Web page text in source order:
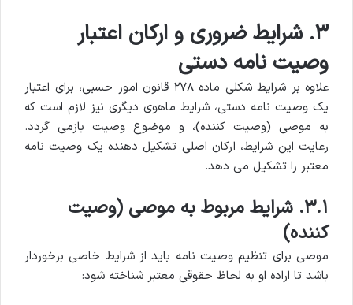
۳. شرایط ضروری و ارکان اعتبار
وصیت نامه دستی
علاوه بر شرایط شکلی ماده ۲۷۸ قانون امور حسبی، برای اعتبار
یک وصیت نامه دستی، شرایط ماهوی دیگری نیز لازم است که
به موصی (وصیت کننده)، و موضوع وصیت بازمی گردد.
رعایت این شرایط، ارکان اصلی تشکیل دهنده یک وصیت نامه
معتبر را تشکیل می دهد.
۳.۱. شرایط مربوط به موصی (وصیت
کننده)
موصی برای تنظیم وصیت نامه باید از شرایط خاصی برخوردار
باشد تا اراده او به لحاظ حقوقی معتبر شناخته شود: